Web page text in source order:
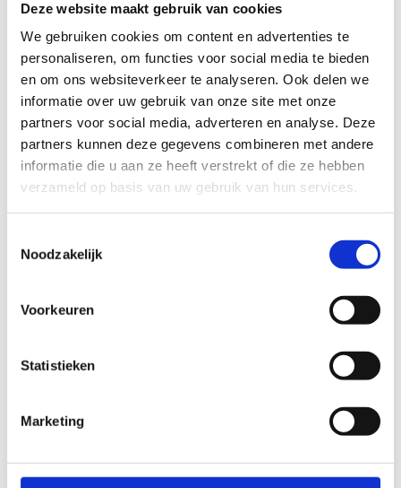
Deze website maakt gebruik van cookies
We gebruiken cookies om content en advertenties te
personaliseren, om functies voor social media te bieden
en om ons websiteverkeer te analyseren. Ook delen we
informatie over uw gebruik van onze site met onze
partners voor social media, adverteren en analyse. Deze
partners kunnen deze gegevens combineren met andere
informatie die u aan ze heeft verstrekt of die ze hebben
verzameld op basis van uw gebruik van hun services.
Noodzakelijk
Voorkeuren
Statistieken
Marketing
TECHNISCHE MOEILIJKHEIDSGRAAD
makkelijk moeilijk
BEWEGWIJZERING
slecht
TIP:ontbrekende signalisatie kan je melden via het
Routemeldpunt
Bewolkt